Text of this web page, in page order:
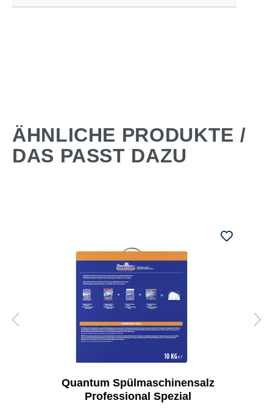
ÄHNLICHE PRODUKTE /
DAS PASST DAZU
Quantum Spülmaschinensalz
Professional Spezial